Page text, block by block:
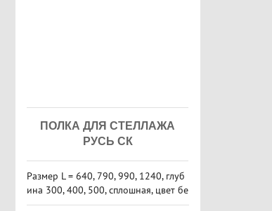
ПОЛКА ДЛЯ СТЕЛЛАЖА
РУСЬ СК
Размер L = 640, 790, 990, 1240, глуб
ина 300, 400, 500, сплошная, цвет бе
лый полуматовый